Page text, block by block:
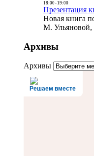
18:00- 19:00
Презентация
Новая книга
М. Ульяновой,
Архивы
Архивы
Решаем вместе